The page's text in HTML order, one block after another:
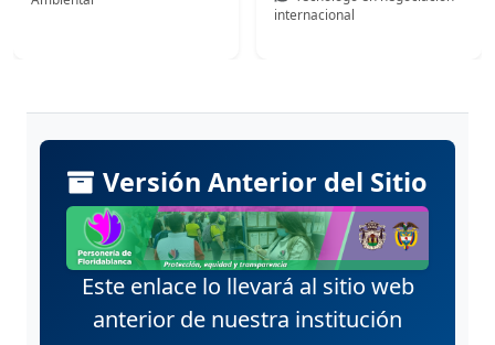
internacional
Versión Anterior del Sitio
Este enlace lo llevará al sitio web
anterior de nuestra institución